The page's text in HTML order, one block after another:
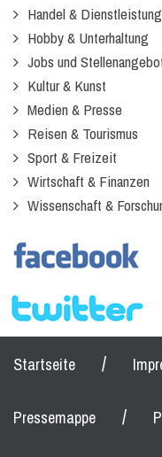
Handel &
Hobby & Unterhaltung
Jobs und
Kultur & Kunst
Medien & Presse
Reisen & Tourismus
Sport & Freizeit
Wirtschaft & Finanzen
Wissenschaft &
Startseite /
Pressemappe /